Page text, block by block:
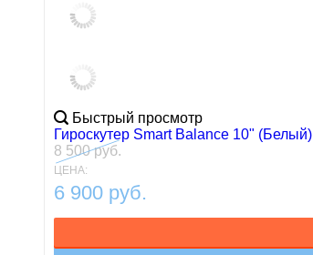
Быстрый просмотр
Гироскутер Smart Balance 10" (Белый)
8 500 руб.
ЦЕНА:
6 900 руб.